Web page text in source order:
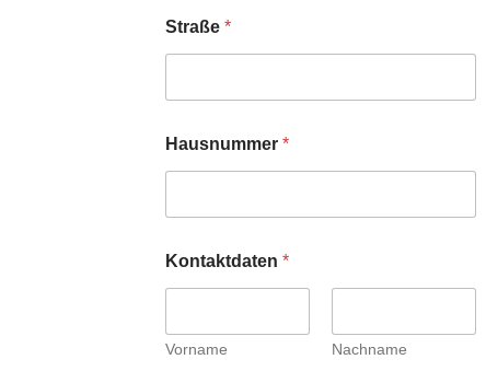
Straße *
Hausnummer *
Kontaktdaten *
Vorname Nachname